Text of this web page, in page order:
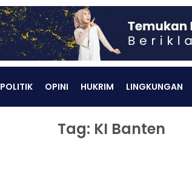
POLITIK OPINI HUKRIM LINGKUNGAN
Tag: KI Banten